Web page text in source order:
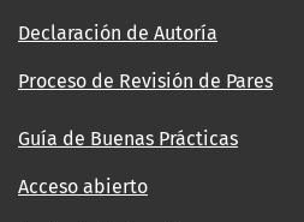
Declaración de Autoría
Proceso de Revisión de Pares
Guía de Buenas Prácticas
Acceso abierto